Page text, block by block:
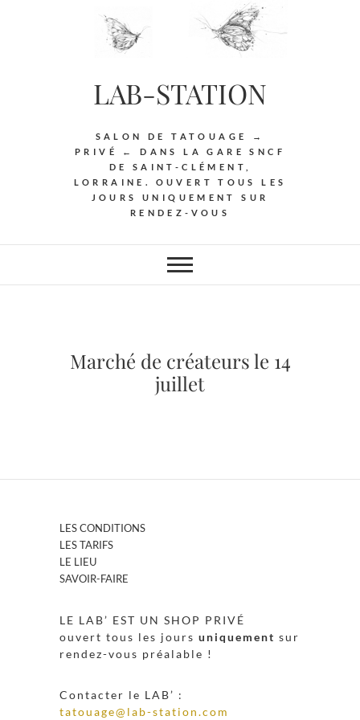
LAB-STATION
SALON DE TATOUAGE →
PRIVÉ ← DANS LA GARE SNCF
DE SAINT-CLÉMENT,
LORRAINE. OUVERT TOUS LES
JOURS UNIQUEMENT SUR
RENDEZ-VOUS
Marché de créateurs le 14
juillet
LES CONDITIONS
LES TARIFS
LE LIEU
SAVOIR-FAIRE
LE LAB’ EST UN SHOP PRIVÉ
ouvert tous les jours uniquement sur
rendez-vous préalable !
Contacter le LAB’ :
tatouage@lab-station.com